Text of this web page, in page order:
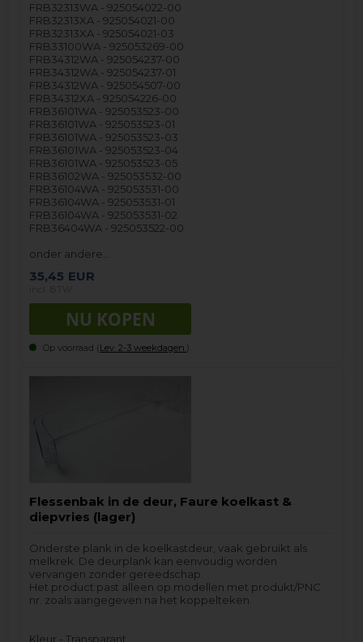
FRB32313WA - 925054022-00
FRB32313XA - 925054021-00
FRB32313XA - 925054021-03
FRB33100WA - 925053269-00
FRB34312WA - 925054237-00
FRB34312WA - 925054237-01
FRB34312WA - 925054507-00
FRB34312XA - 925054226-00
FRB36101WA - 925053523-00
FRB36101WA - 925053523-01
FRB36101WA - 925053523-03
FRB36101WA - 925053523-04
FRB36101WA - 925053523-05
FRB36102WA - 925053532-00
FRB36104WA - 925053531-00
FRB36104WA - 925053531-01
FRB36104WA - 925053531-02
FRB36404WA - 925053522-00
onder andere…
35,45 EUR
Op voorraad (Lev. 2-3 weekdagen. ).
Flessenbak in de deur, Faure koelkast &
diepvries (lager)
Onderste plank in de koelkastdeur, vaak gebruikt als
melkrek. De deurplank kan eenvoudig worden
vervangen zonder gereedschap.
Het product past alleen op modellen met produkt/PNC
nr. zoals aangegeven na het koppelteken.
Kleur - Transparant